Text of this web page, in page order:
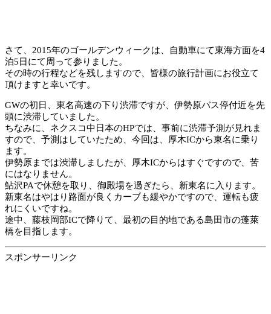
さて、2015年のゴールデンウィークは、自動車にて東海方面を4
泊5日にて周って参りました。
その時の行程などを残しますので、皆様の旅行計画にお役立て
頂けますと幸いです。
GWの初日、東名高速の下り渋滞ですが、伊勢原バス停付近を先
頭に渋滞していました。
ちなみに、ネクスコ中日本のHPでは、事前に渋滞予測が見れま
すので、予測はしていたため、今回は、厚木ICから東名に乗り
ます。
伊勢原までは渋滞しましたが、厚木ICからはすぐですので、苦
にはなりません。
鮎沢PAで休憩を取り、御殿場を過ぎたら、新東名に入ります。
新東名はやはり路面が良くカーブも緩やかですので、運転も疲
れにくいですね。
途中、藤枝岡部ICで降りて、最初の目的地である島田市の蓬萊
橋を目指します。
スポンサーリンク